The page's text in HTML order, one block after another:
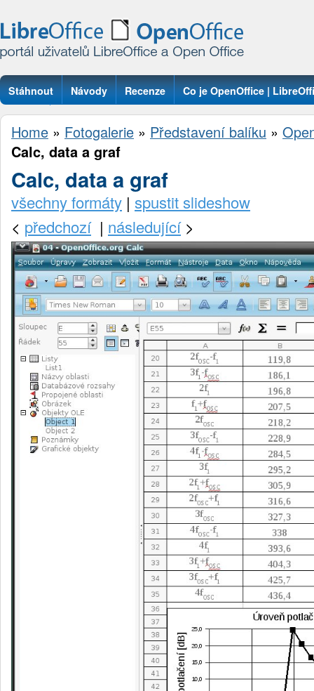
Stáhnout Návody Recenze Co je OpenOffice |
Otázky
Home » Fotogalerie » Představení balíku »
Calc, data a graf
Calc, data a graf
všechny formáty | spustit slideshow
< předchozí| následující>